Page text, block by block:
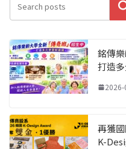
搜
銘傳
打造
再獲
K-